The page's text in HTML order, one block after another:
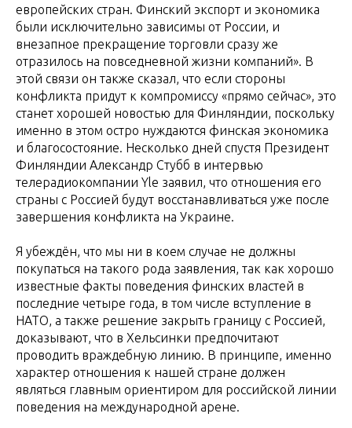
европейских стран. Финский экспорт и экономика
были исключительно зависимы от России, и
внезапное прекращение торговли сразу же
отразилось на повседневной жизни компаний». В
этой связи он также сказал, что если стороны
конфликта придут к компромиссу «прямо сейчас», это
станет хорошей новостью для Финляндии, поскольку
именно в этом остро нуждаются финская экономика
и благосостояние. Несколько дней спустя Президент
Финляндии Александр Стубб в интервью
телерадиокомпании Yle заявил, что отношения его
страны с Россией будут восстанавливаться уже после
завершения конфликта на Украине.
Я убеждён, что мы ни в коем случае не должны
покупаться на такого рода заявления, так как хорошо
известные факты поведения финских властей в
последние четыре года, в том числе вступление в
НАТО, а также решение закрыть границу с Россией,
доказывают, что в Хельсинки предпочитают
проводить враждебную линию. В принципе, именно
характер отношения к нашей стране должен
являться главным ориентиром для российской линии
поведения на международной арене.